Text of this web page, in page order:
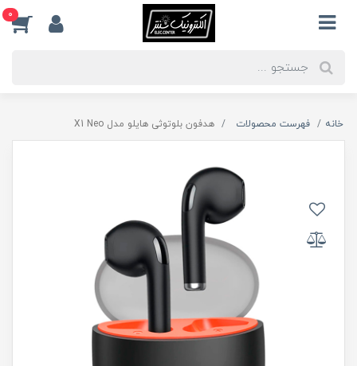
0
خانه فهرست محصولات هدفون بلوتوثی هایلو مدل X1 Neo